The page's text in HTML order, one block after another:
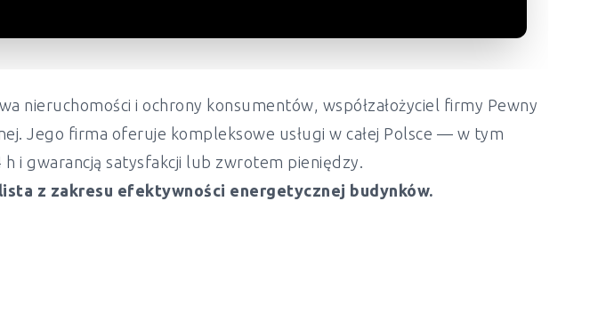
nieruchomości i ochrony konsumentów, współzałożyciel firmy Pewny
Jego firma oferuje kompleksowe usługi w całej Polsce — w tym
i gwarancją satysfakcji lub zwrotem pieniędzy.
z zakresu efektywności energetycznej budynków.